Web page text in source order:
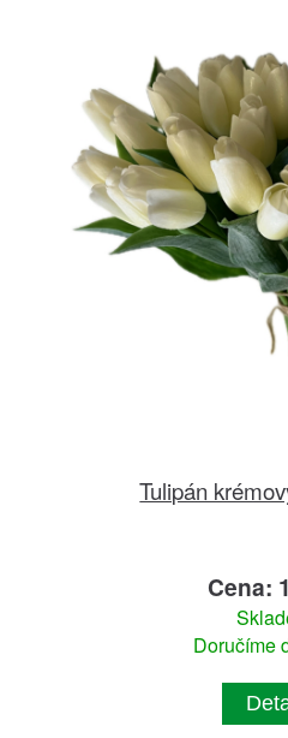
Tulipán
Cena:
Doručíme